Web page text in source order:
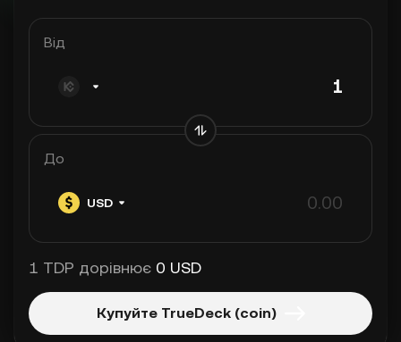
Від
До
USD
1 TDP дорівнює 0 USD
Купуйте TrueDeck (coin)